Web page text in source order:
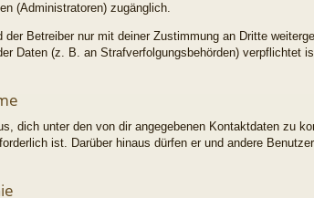
(Administratoren) zugänglich.
der Betreiber nur mit deiner Zustimmung an Dritte
Daten (z. B. an Strafverfolgungsbehörden) verpflichtet
dich unter den von dir angegebenen Kontaktdaten zu
ist. Darüber hinaus dürfen er und andere